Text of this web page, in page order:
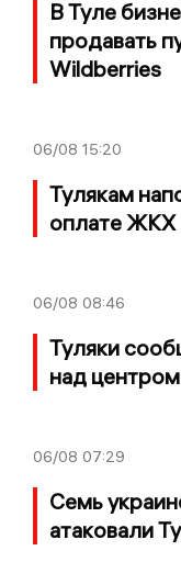
В Туле
продавать
Wildberries
06/08 15:20
Тулякам
оплате ЖКХ
06/08 08:46
Туляки
над
06/08 07:29
Семь
атаковали